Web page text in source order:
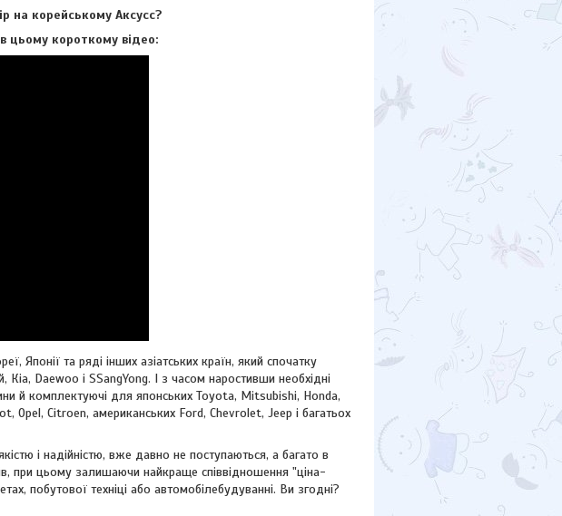
на корейському Аксусс?
цьому короткому відео:
Японії та ряді інших азіатських країн, який спочатку
Daewoo і SSangYong. І з часом наростивши необхідні
й комплектуючі для японських Toyota, Mitsubishi, Honda,
Opel, Citroen, американських Ford, Chevrolet, Jeep і багатьох
і надійністю, вже давно не поступаються, а багато в
при цьому залишаючи найкраще співвідношення "ціна-
побутової техніці або автомобілебудуванні. Ви згодні?